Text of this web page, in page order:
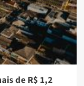
de R$ 1,2